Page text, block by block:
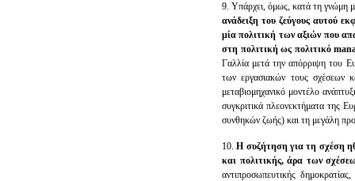
9. Υπάρχει, όμως, κατά τη γνώμη
ανάδειξη του ζεύγους αυτού
μία πολιτική των αξιών που
στη πολιτική ως πολιτικό
Γαλλία μετά την απόρριψη του
των εργασιακών τους σχέσεων
μεταβιομηχανικό μοντέλο
συγκριτικά πλεονεκτήματα της
συνθηκών ζωής) και τη μεγάλη
10.Η συζήτηση για τη σχέση
και πολιτικής, άρα των
αντιπροσωπευτικής